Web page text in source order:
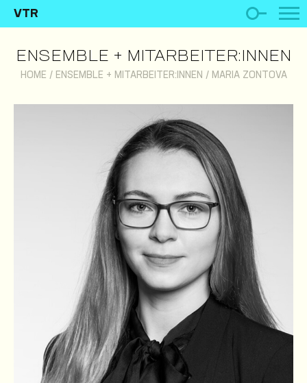
VTR
ENSEMBLE + MITARBEITER:INNEN
HOME / ENSEMBLE + MITARBEITER:INNEN / MARIA ZONTOVA